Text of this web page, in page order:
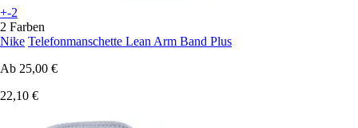
+-2
2 Farben
Nike Telefonmanschette Lean Arm Band Plus
Ab 25,00 €
22,10 €